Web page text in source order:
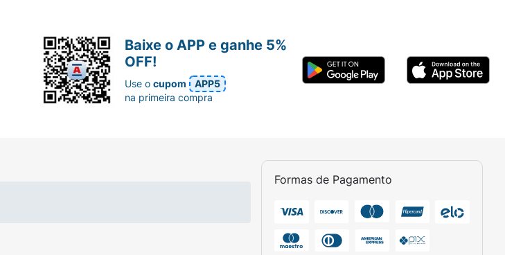
Formas de Pagamento
Baixe o APP e ganhe 5%
OFF!
Use ocupom
APP5
na primeira compra